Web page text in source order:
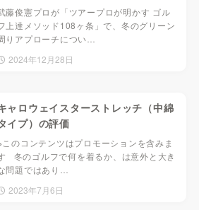
藤俊憲プロが「ツアープロが明かす ゴル
上達メソッド108ヶ条」で、冬のグリーン
りアプローチについ…
2024年12月28日
ャロウェイスターストレッチ（中綿
イプ）の評価
このコンテンツはプロモーションを含みま
冬のゴルフで何を着るか、は意外と大き
問題ではあり…
2023年7月6日